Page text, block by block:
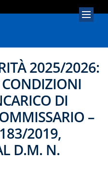
2025/2026:
DI
–
2019,
D.M. N.